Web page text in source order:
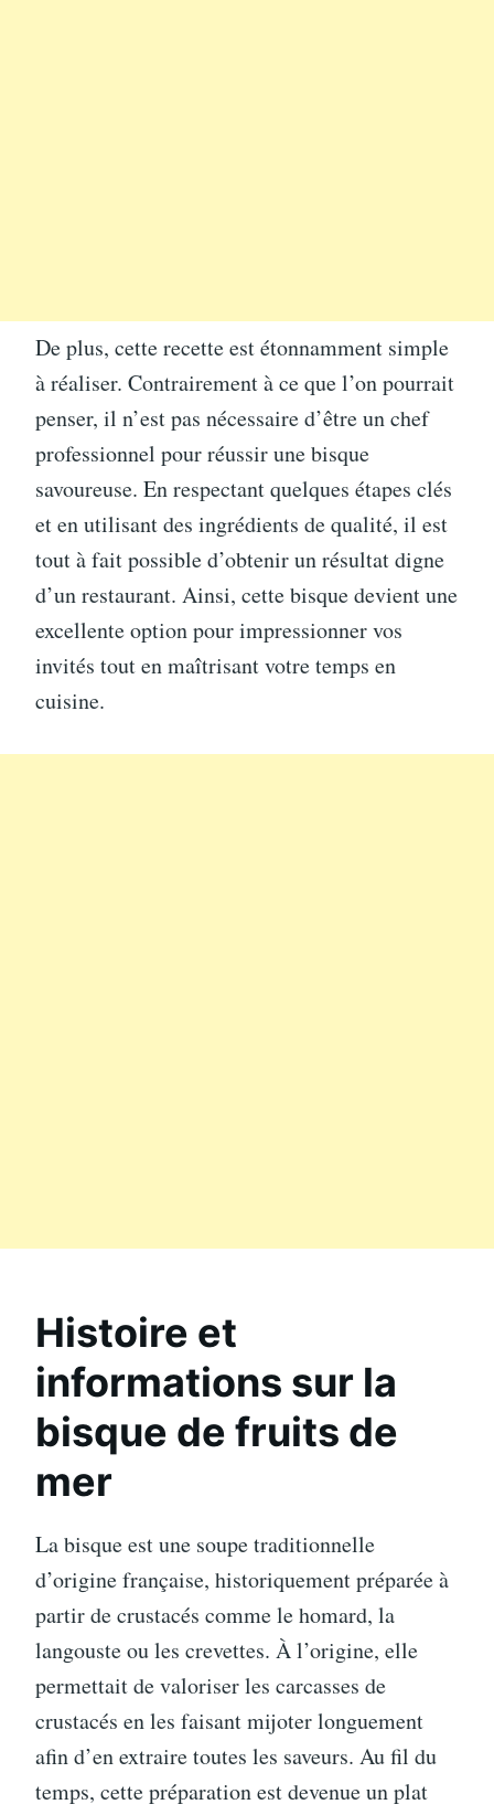
De plus, cette recette est étonnamment simple
à réaliser. Contrairement à ce que l’on pourrait
penser, il n’est pas nécessaire d’être un chef
professionnel pour réussir une bisque
savoureuse. En respectant quelques étapes clés
et en utilisant des ingrédients de qualité, il est
tout à fait possible d’obtenir un résultat digne
d’un restaurant. Ainsi, cette bisque devient une
excellente option pour impressionner vos
invités tout en maîtrisant votre temps en
cuisine.
Histoire et
informations sur la
bisque de fruits de
mer
La bisque est une soupe traditionnelle
d’origine française, historiquement préparée à
partir de crustacés comme le homard, la
langouste ou les crevettes. À l’origine, elle
permettait de valoriser les carcasses de
crustacés en les faisant mijoter longuement
afin d’en extraire toutes les saveurs. Au fil du
temps, cette préparation est devenue un plat